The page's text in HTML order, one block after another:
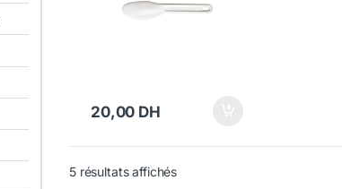
20,00 DH
5 résultats affichés